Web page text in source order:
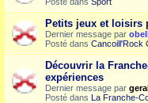
Petits jeux et loisirs
Dernier message par
Posté dans Cancoill'Rock
Découvrir la
expériences
Dernier message par
Posté dans La Franche-